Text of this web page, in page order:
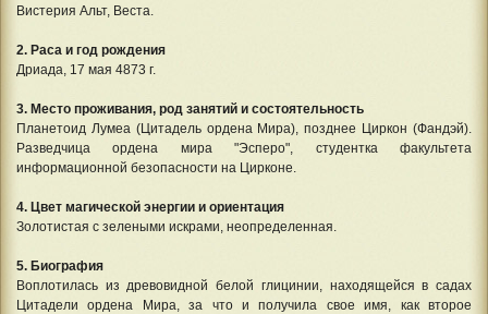
Вистерия Альт, Веста.
2. Раса и год рождения
Дриада, 17 мая 4873 г.
3. Место проживания, род занятий и состоятельность
Планетоид Лумеа (Цитадель ордена Мира), позднее Циркон (Фандэй).
Разведчица ордена мира "Эсперо", студентка факультета
информационной безопасности на Цирконе.
4. Цвет магической энергии и ориентация
Золотистая с зелеными искрами, неопределенная.
5. Биография
Воплотилась из древовидной белой глицинии, находящейся в садах
Цитадели ордена Мира, за что и получила свое имя, как второе